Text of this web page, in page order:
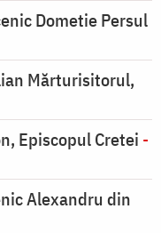
Dometie Persul
Mărturisitorul,
Episcopul Cretei -
Alexandru din